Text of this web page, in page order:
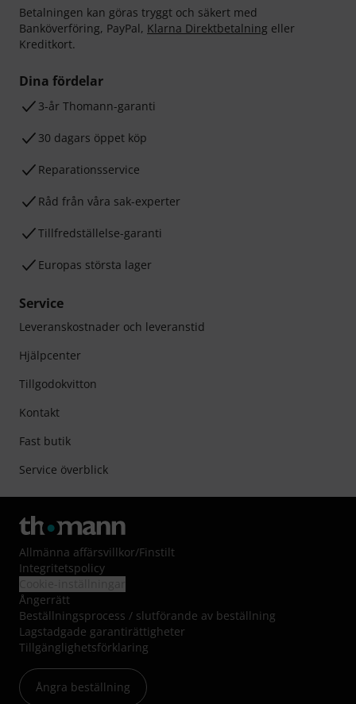
Betalningen kan göras tryggt och säkert med
Banköverföring, PayPal, Klarna Direktbetalning eller
Kreditkort.
Dina fördelar
3-år Thomann-garanti
30 dagars öppet köp
Reparationsservice
Råd från våra sak-experter
Tillfredställelse-garanti
Europas största lager
Service
Leveranskostnader och leveranstid
Hjälpcenter
Tillgodokvitton
Kontakt
Fast butik
Service överblick
Allmänna affärsvillkor/Finstilt
Integritetspolicy
Ångerrätt
Beställningsprocess / slutförande av beställning
Lagstadgade garantirättigheter
Tillgänglighetsförklaring
Ångra beställning